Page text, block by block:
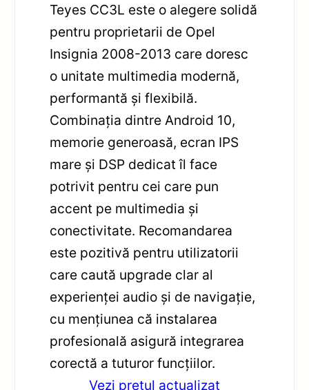
Teyes CC3L este o alegere solidă
pentru proprietarii de Opel
Insignia 2008-2013 care doresc
o unitate multimedia modernă,
performantă și flexibilă.
Combinația dintre Android 10,
memorie generoasă, ecran IPS
mare și DSP dedicat îl face
potrivit pentru cei care pun
accent pe multimedia și
conectivitate. Recomandarea
este pozitivă pentru utilizatorii
care caută upgrade clar al
experienței audio și de navigație,
cu mențiunea că instalarea
profesională asigură integrarea
corectă a tuturor funcțiilor.
Vezi pretul actualizat